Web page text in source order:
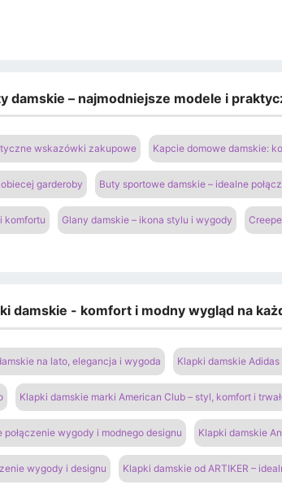
damskie – najmodniejsze modele i
wskazówki zakupowe Kapcie domowe damskie:
garderoby Buty sportowe damskie – idealne
komfortu Glany damskie – ikona stylu i wygody
damskie - komfort i modny wygląd na
na lato, elegancja i wygoda Klapki damskie
Klapki damskie marki American Club – styl, komfort i
wygody i modnego designu Klapki damskie
wygody i designu Klapki damskie od ARTIKER –